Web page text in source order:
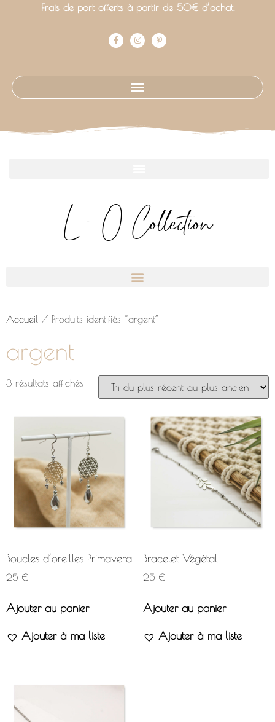
Frais de port offerts à partir de 50€ d’achat.
L - O Collection
Accueil / Produits identifiés “argent”
argent
3 résultats affichés
Boucles d’oreilles Primavera
25 €
Ajouter au panier
Ajouter à ma liste
Bracelet Végétal
25 €
Ajouter au panier
Ajouter à ma liste